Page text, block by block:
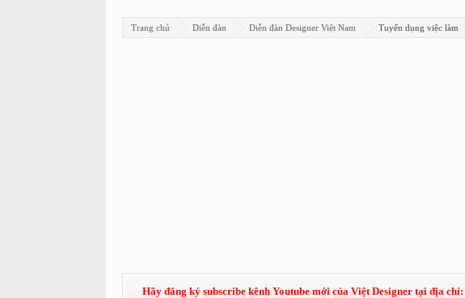
Trang chủ Diễn đàn Diễn đàn Designer Việt Nam Tuyển dụng việc làm
Hãy đăng ký subscribe kênh Youtube mới của Việt Designer tại địa chỉ: